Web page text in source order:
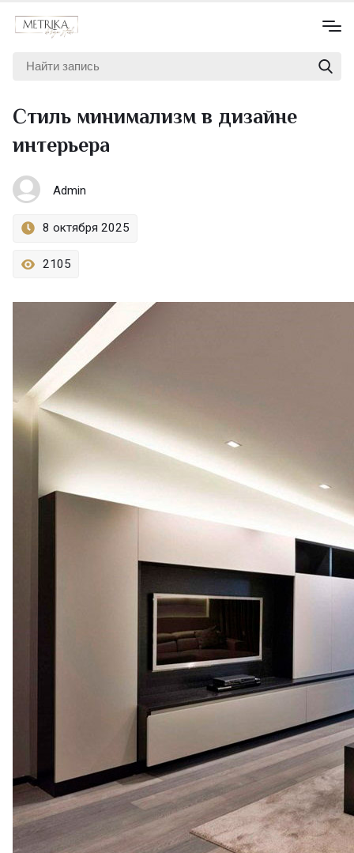
Стиль минимализм в дизайне
интерьера
Admin
8 октября 2025
2105